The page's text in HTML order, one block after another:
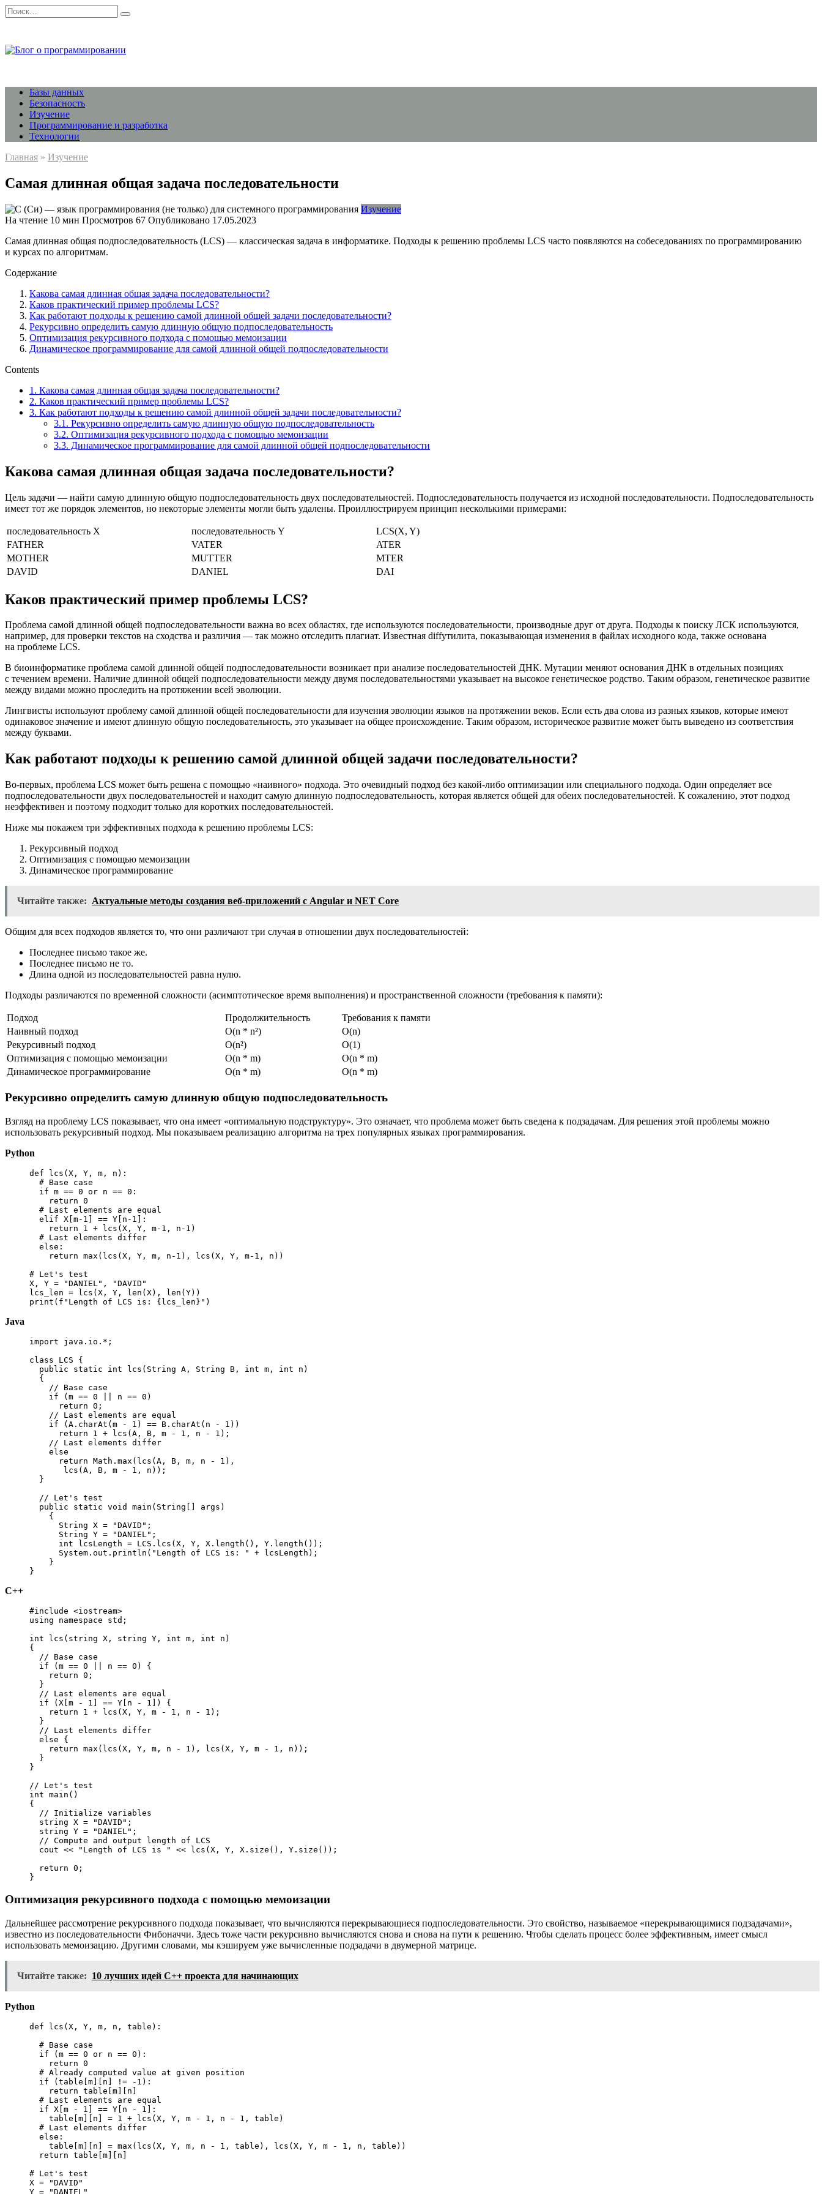
Перейти
к
Search
for:
Базы данных
Безопасность
Изучение
Программирование и разработка
Технологии
Главная » Изучение
Самая длинная общая задача последовательности
Изучение
На чтение 10 мин Просмотров 67 Опубликовано 17.05.2023
Самая длинная общая подпоследовательность (LCS) — классическая задача в информатике. Подходы к решению проблемы LCS часто появляются на собеседованиях по программированию
и курсах по алгоритмам.
Содержание
Какова самая длинная общая задача последовательности?
Каков практический пример проблемы LCS?
Как работают подходы к решению самой длинной общей задачи последовательности?
Рекурсивно определить самую длинную общую подпоследовательность
Оптимизация рекурсивного подхода с помощью мемоизации
Динамическое программирование для самой длинной общей подпоследовательности
Contents
1. Какова самая длинная общая задача последовательности?
2. Каков практический пример проблемы LCS?
3. Как работают подходы к решению самой длинной общей задачи последовательности?
3.1. Рекурсивно определить самую длинную общую подпоследовательность
3.2. Оптимизация рекурсивного подхода с помощью мемоизации
3.3. Динамическое программирование для самой длинной общей подпоследовательности
Какова самая длинная общая задача последовательности?
Цель задачи — найти самую длинную общую подпоследовательность двух последовательностей. Подпоследовательность получается из исходной последовательности. Подпоследовательность
имеет тот же порядок элементов, но некоторые элементы могли быть удалены. Проиллюстрируем принцип несколькими примерами:
последовательность X последовательность Y
LCS(X, Y)
FATHER
VATER
ATER
MOTHER
MUTTER
MTER
DAVID
DANIEL DAI
Каков практический пример проблемы LCS?
Проблема самой длинной общей подпоследовательности важна во всех областях, где используются последовательности, производные друг от друга. Подходы к поиску ЛСК используются,
например, для проверки текстов на сходства и различия — так можно отследить плагиат. Известная diffутилита, показывающая изменения в файлах исходного кода, также основана
на проблеме LCS.
В биоинформатике проблема самой длинной общей подпоследовательности возникает при анализе последовательностей ДНК. Мутации меняют основания ДНК в отдельных позициях
с течением времени. Наличие длинной общей подпоследовательности между двумя последовательностями указывает на высокое генетическое родство. Таким образом, генетическое развитие
между видами можно проследить на протяжении всей эволюции.
Лингвисты используют проблему самой длинной общей последовательности для изучения эволюции языков на протяжении веков. Если есть два слова из разных языков, которые имеют
одинаковое значение и имеют длинную общую последовательность, это указывает на общее происхождение. Таким образом, историческое развитие может быть выведено из соответствия
между буквами.
Как работают подходы к решению самой длинной общей задачи последовательности?
Во-первых, проблема LCS может быть решена с помощью «наивного» подхода. Это очевидный подход без какой-либо оптимизации или специального подхода. Один определяет все
подпоследовательности двух последовательностей и находит самую длинную подпоследовательность, которая является общей для обеих последовательностей. К сожалению, этот подход
неэффективен и поэтому подходит только для коротких последовательностей.
Ниже мы покажем три эффективных подхода к решению проблемы LCS:
Рекурсивный подход
Оптимизация с помощью мемоизации
Динамическое программирование
Читайте также: Актуальные методы создания веб-приложений с Angular и NET Core
Общим для всех подходов является то, что они различают три случая в отношении двух последовательностей:
Последнее письмо такое же.
Последнее письмо не то.
Длина одной из последовательностей равна нулю.
Подходы различаются по временной сложности (асимптотическое время выполнения) и пространственной сложности (требования к памяти):
Подход Продолжительность
Требования к памяти
Наивный подход
O(n * n²)
O(n)
Рекурсивный подход
O(n²)
O(1)
Оптимизация с помощью мемоизации
O(n * m)
O(n * m)
Динамическое программирование
O(n * m) O(n * m)
Рекурсивно определить самую длинную общую подпоследовательность
Взгляд на проблему LCS показывает, что она имеет «оптимальную подструктуру». Это означает, что проблема может быть сведена к подзадачам. Для решения этой проблемы можно
использовать рекурсивный подход. Мы показываем реализацию алгоритма на трех популярных языках программирования.
Python
def lcs (X , Y , m , n ) :
# Base case
if m == 0 or n == 0 :
return 0
# Last elements are equal
elif X [m- 1 ] == Y [ n - 1 ] :
return
1 + lcs (X , Y , m- 1 , n - 1 )
# Last elements differ
else :
return max ( lcs (X , Y , m , n - 1 ) , lcs (X , Y , m- 1 , n ) )
# Let's test
X , Y = "DANIEL" ,
"DAVID"
lcs_len = lcs (X , Y , len (X) , len (Y) )
print ( f"Length of LCS is: {lcs_len} " )
Java
import java . io . * ;
class
LCS
{
public
static int lcs ( String A , String B , int m , int n )
{
// Base case
if
(m == 0 n == 0 )
return 0 ;
// Last elements are equal
if
(A . charAt (m - 1 ) == B . charAt ( n - 1 ) )
return
1 + lcs (A , B , m - 1 , n - 1 ) ;
// Last elements differ
else
return Math . max ( lcs (A , B , m , n - 1 ) ,
lcs (A , B , m - 1 , n ) ) ;
}
// Let's test
public
static void main ( String [ ] args )
{
String X = "DAVID" ;
String Y = "DANIEL" ;
int lcsLength = LCS . lcs (X , Y , X . length ( ) , Y . length ( ) ) ;
System . out . println ( "Length of LCS is: " + lcsLength ) ;
}
}
С++
#include <iostream>
using namespace std;
int lcs(string X, string Y, int m, int n)
{
  // Base case
  if (m == 0 || n == 0) {
    return 0;
  }
  // Last elements are equal
  if (X[m - 1] == Y[n - 1]) {
    return 1 + lcs(X, Y, m - 1, n - 1);
  }
  // Last elements differ
  else {
    return max(lcs(X, Y, m, n - 1), lcs(X, Y, m - 1, n));
  }
}
// Let's test
int main()
{
  // Initialize variables
  string X = "DAVID";
  string Y = "DANIEL";
  // Compute and output length of LCS
  cout << "Length of LCS is " << lcs(X, Y, X.size(), Y.size());
  return 0;
}
Оптимизация рекурсивного подхода с помощью мемоизации
Дальнейшее рассмотрение рекурсивного подхода показывает, что вычисляются перекрывающиеся подпоследовательности. Это свойство, называемое «перекрывающимися подзадачами»,
известно из последовательности Фибоначчи. Здесь тоже части рекурсивно вычисляются снова и снова на пути к решению. Чтобы сделать процесс более эффективным, имеет смысл
использовать мемоизацию. Другими словами, мы кэшируем уже вычисленные подзадачи в двумерной матрице.
Читайте также: 10 лучших идей C++ проекта для начинающих
Python
def lcs ( X , Y , m , n , table ) :
# Base case
if
( m == 0 or n == 0 ) :
return 0
# Already computed value at given position
if
( table m n != - 1 ) :
return table m n
# Last elements are equal
if X m - 1 == Y n - 1
:
    table
m n = 1 + lcs ( X , Y , m - 1 , n - 1 , table )
# Last elements differ
else :
    table
m n = max ( lcs ( X , Y , m , n - 1 , table ) , lcs ( X , Y , m - 1 , n , table ) )
return table m n
# Let's test
X =
"DAVID"
Y = "DANIEL"